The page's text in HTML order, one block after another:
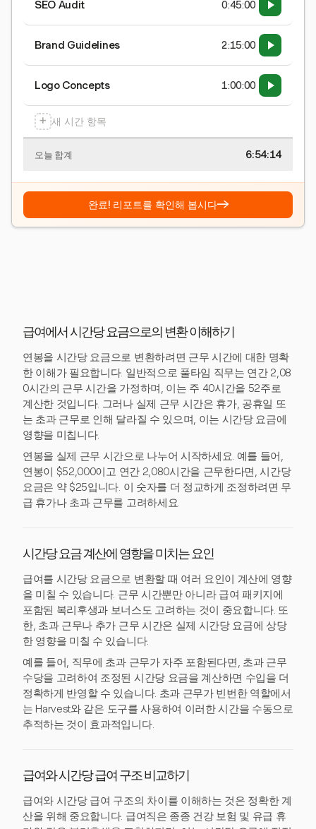
SEO Audit 0:45:00
Brand Guidelines 2:15:00
Logo Concepts 1:00:00
+ 새 시간 항목
오늘 합계 6:54:15
완료! 리포트를 확인해 봅시다→
급여에서 시간당 요금으로의 변환 이해하기
연봉을 시간당 요금으로 변환하려면 근무 시간에 대한 명확
한 이해가 필요합니다. 일반적으로 풀타임 직무는 연간 2,08
0시간의 근무 시간을 가정하며, 이는 주 40시간을 52주로
계산한 것입니다. 그러나 실제 근무 시간은 휴가, 공휴일 또
는 초과 근무로 인해 달라질 수 있으며, 이는 시간당 요금에
영향을 미칩니다.
연봉을 실제 근무 시간으로 나누어 시작하세요. 예를 들어,
연봉이 $52,000이고 연간 2,080시간을 근무한다면, 시간당
요금은 약 $25입니다. 이 숫자를 더 정교하게 조정하려면 무
급 휴가나 초과 근무를 고려하세요.
시간당 요금 계산에 영향을 미치는 요인
급여를 시간당 요금으로 변환할 때 여러 요인이 계산에 영향
을 미칠 수 있습니다. 근무 시간뿐만 아니라 급여 패키지에
포함된 복리후생과 보너스도 고려하는 것이 중요합니다. 또
한, 초과 근무나 추가 근무 시간은 실제 시간당 요금에 상당
한 영향을 미칠 수 있습니다.
예를 들어, 직무에 초과 근무가 자주 포함된다면, 초과 근무
수당을 고려하여 조정된 시간당 요금을 계산하면 수입을 더
정확하게 반영할 수 있습니다. 초과 근무가 빈번한 역할에서
는 Harvest와 같은 도구를 사용하여 이러한 시간을 수동으로
추적하는 것이 효과적입니다.
급여와 시간당 급여 구조 비교하기
급여와 시간당 급여 구조의 차이를 이해하는 것은 정확한 계
산을 위해 중요합니다. 급여직은 종종 건강 보험 및 유급 휴